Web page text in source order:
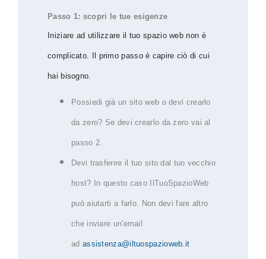
Passo 1: scopri le tue esigenze
Iniziare ad utilizzare il tuo spazio web non è
complicato. Il primo passo è capire ciò di cui
hai bisogno.
Possiedi già un sito web o devi crearlo
da zero? Se devi crearlo da zero vai al
passo 2.
Devi trasferire il tuo sito dal tuo vecchio
host? In questo caso IlTuoSpazioWeb
può aiutarti a farlo. Non devi fare altro
che inviare un'email
ad assistenza@iltuospazioweb.it